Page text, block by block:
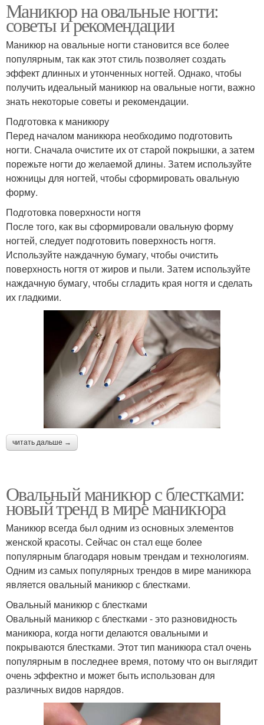
Маникюр на овальные ногти:
советы и рекомендации
Маникюр на овальные ногти становится все более
популярным, так как этот стиль позволяет создать
эффект длинных и утонченных ногтей. Однако, чтобы
получить идеальный маникюр на овальные ногти, важно
знать некоторые советы и рекомендации.
Подготовка к маникюру
Перед началом маникюра необходимо подготовить
ногти. Сначала очистите их от старой покрышки, а затем
порежьте ногти до желаемой длины. Затем используйте
ножницы для ногтей, чтобы сформировать овальную
форму.
Подготовка поверхности ногтя
После того, как вы сформировали овальную форму
ногтей, следует подготовить поверхность ногтя.
Используйте наждачную бумагу, чтобы очистить
поверхность ногтя от жиров и пыли. Затем используйте
наждачную бумагу, чтобы сгладить края ногтя и сделать
их гладкими.
читать дальше →
Овальный маникюр с блестками:
новый тренд в мире маникюра
Маникюр всегда был одним из основных элементов
женской красоты. Сейчас он стал еще более
популярным благодаря новым трендам и технологиям.
Одним из самых популярных трендов в мире маникюра
является овальный маникюр с блестками.
Овальный маникюр с блестками
Овальный маникюр с блестками - это разновидность
маникюра, когда ногти делаются овальными и
покрываются блестками. Этот тип маникюра стал очень
популярным в последнее время, потому что он выглядит
очень эффектно и может быть использован для
различных видов нарядов.